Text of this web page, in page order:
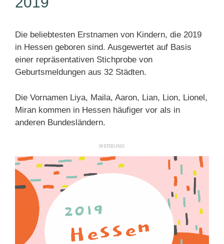
Die beliebtesten Erstnamen von Kindern, die 2019
in Hessen geboren sind. Ausgewertet auf Basis
einer repräsentativen Stichprobe von
Geburtsmeldungen aus 32 Städten.
Die Vornamen Liya, Maila, Aaron, Lian, Lion, Lionel,
Miran kommen in Hessen häufiger vor als in
anderen Bundesländern.